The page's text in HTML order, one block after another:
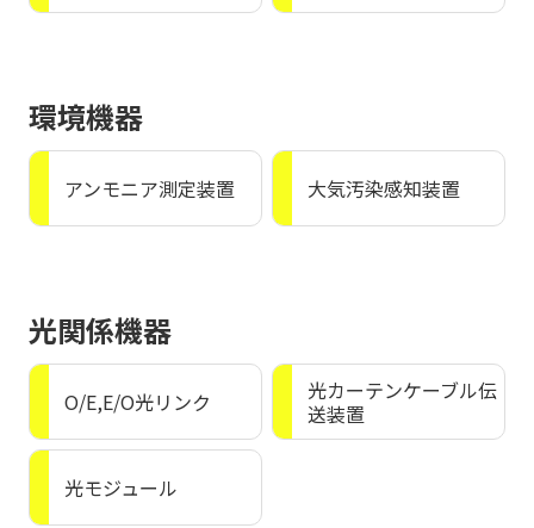
環境機器
アンモニア測定装置 大気汚染感知装置
光関係機器
O/E,E/O光リンク
光カーテンケーブル伝
送装置
光モジュール